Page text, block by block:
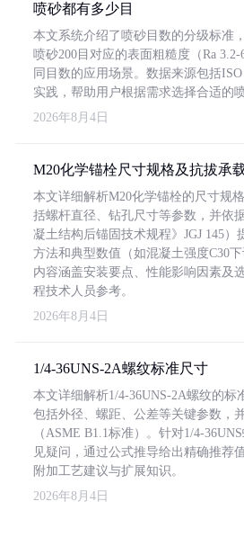
喷砂都有多少目
本文系统介绍了喷砂目数的分级标准
喷砂200目对应的表面粗糙度（Ra
同目数的应用场景。数据来源包括
实践，帮助用户根据需求选择合适的
2026年8月4日
M20化学锚栓尺寸规格及抗拔承
本文详细解析M20化学锚栓的尺寸规
括螺杆直径、钻孔尺寸等参数，并依
凝土结构后锚固技术规程》JGJ 145）
方法和典型数值（如混凝土强度C30下
内容涵盖安装要点、性能影响因素及
程技术人员参考。
2026年8月4日
1/4-36UNS-2A螺纹标准尺寸
本文详细解析1/4-36UNS-2A螺纹的标
包括外径、螺距、公差等关键参数，
（ASME B1.1标准）。针对1/4-
见疑问，通过公式推导给出精确推荐
附加工艺建议与扩展知识。
2026年8月4日